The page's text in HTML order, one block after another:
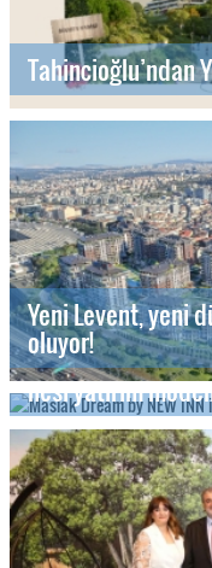
Tahincioğlu’ndan
Yeni Levent, yeni
oluyor!
Maslak Dream by
nesi yatırım